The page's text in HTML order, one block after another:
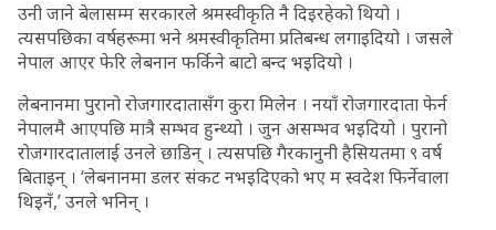
उनी जाने बेलासम्म सरकारले श्रमस्वीकृति नै दिइरहेको थियो ।
त्यसपछिका वर्षहरूमा भने श्रमस्वीकृतिमा प्रतिबन्ध लगाइदियो । जसले
नेपाल आएर फेरि लेबनान फर्किने बाटो बन्द भइदियो ।
लेबनानमा पुरानो रोजगारदातासँग कुरा मिलेन । नयाँ रोजगारदाता फेर्न
नेपालमै आएपछि मात्रै सम्भव हुन्थ्यो । जुन असम्भव भइदियो । पुरानो
रोजगारदातालाई उनले छाडिन् । त्यसपछि गैरकानुनी हैसियतमा ९ वर्ष
बिताइन् । ‘लेबनानमा डलर संकट नभइदिएको भए म स्वदेश फिर्नेवाला
थिइनँ,’ उनले भनिन् ।